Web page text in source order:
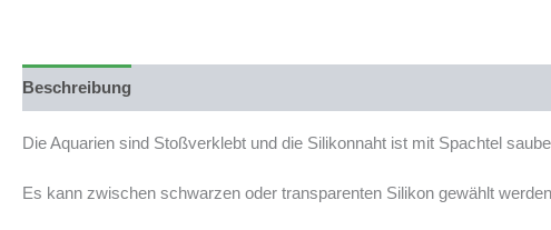
Beschreibung
Die Aquarien sind Stoßverklebt und die Silikonnaht ist mit Spachtel
Es kann zwischen schwarzen oder transparenten Silikon gewählt